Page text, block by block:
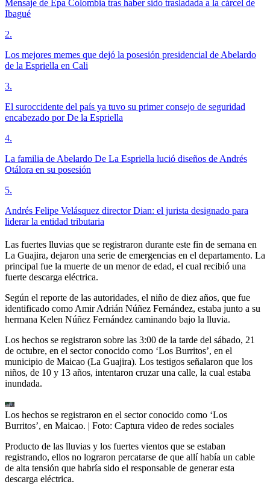
Mensaje de Epa Colombia tras haber sido trasladada a la cárcel de
Ibagué
2.
Los mejores memes que dejó la posesión presidencial de Abelardo
de la Espriella en Cali
3.
El suroccidente del país ya tuvo su primer consejo de seguridad
encabezado por De la Espriella
4.
La familia de Abelardo De La Espriella lució diseños de Andrés
Otálora en su posesión
5.
Andrés Felipe Velásquez director Dian: el jurista designado para
liderar la entidad tributaria
Las fuertes lluvias que se registraron durante este fin de semana en
La Guajira, dejaron una serie de emergencias en el departamento. La
principal fue la muerte de un menor de edad, el cual recibió una
fuerte descarga eléctrica.
Según el reporte de las autoridades, el niño de diez años, que fue
identificado como Amir Adrián Núñez Fernández, estaba junto a su
hermana Kelen Núñez Fernández caminando bajo la lluvia.
Los hechos se registraron sobre las 3:00 de la tarde del sábado, 21
de octubre, en el sector conocido como ‘Los Burritos’, en el
municipio de Maicao (La Guajira). Los testigos señalaron que los
niños, de 10 y 13 años, intentaron cruzar una calle, la cual estaba
inundada.
Los hechos se registraron en el sector conocido como ‘Los
Burritos’, en Maicao. | Foto: Captura video de redes sociales
Producto de las lluvias y los fuertes vientos que se estaban
registrando, ellos no lograron percatarse de que allí había un cable
de alta tensión que habría sido el responsable de generar esta
descarga eléctrica.